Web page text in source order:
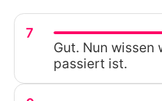
7
Gut. Nun wissen
passiert ist.